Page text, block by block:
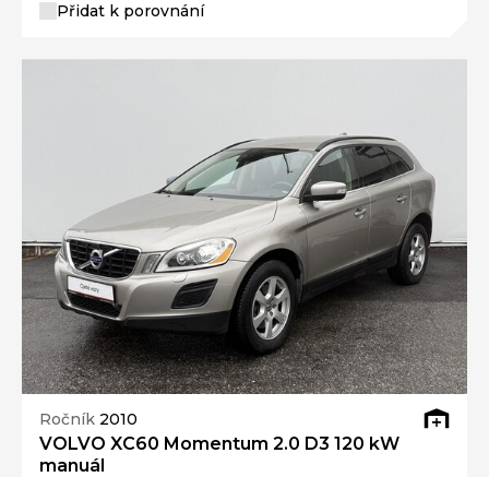
Přidat k porovnání
Ročník 2010
VOLVO XC60 Momentum 2.0 D3 120 kW
manuál